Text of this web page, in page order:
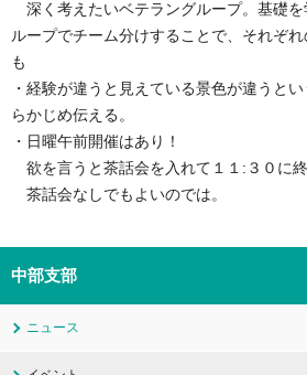
深く考えたいベテラングループ。基礎
ループでチーム分けすることで、それぞ
も
・経験が違うと見えている景色が違うと
らかじめ伝える。
・日曜午前開催はあり！
欲を言うと茶話会を入れて１１: ３０に
茶話会なしでもよいのでは。
中部支部
ニュース